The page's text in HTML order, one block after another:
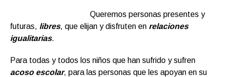
Queremos personas presentes y
futuras, libres, que elijan y disfruten en relaciones
igualitarias.
Para todas y todos los niños que han sufrido y sufren
acoso escolar, para las personas que les apoyan en su